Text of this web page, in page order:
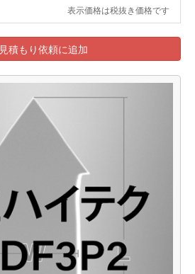
表示価格は税抜き価格です
見積もり依頼に追加